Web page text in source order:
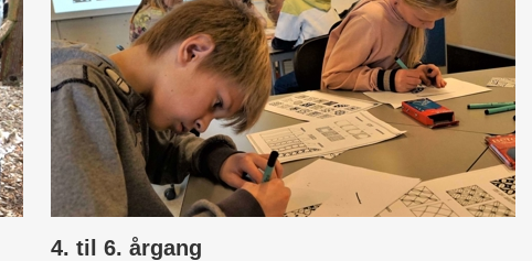
4. til 6. årgang